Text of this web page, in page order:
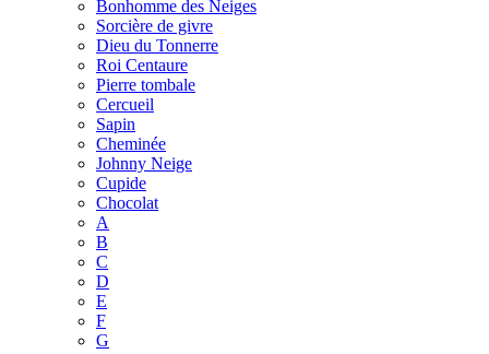
Bonhomme des Neiges
Sorcière de givre
Dieu du Tonnerre
Roi Centaure
Pierre tombale
Cercueil
Sapin
Cheminée
Johnny Neige
Cupide
Chocolat
A
B
C
D
E
F
G